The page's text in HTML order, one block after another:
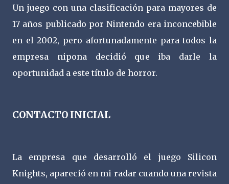
Un juego con una clasificación para mayores de
17 años publicado por Nintendo era inconcebible
en el 2002, pero afortunadamente para todos la
empresa nipona decidió que iba darle la
oportunidad a este título de horror.
CONTACTO INICIAL
La empresa que desarrolló el juego Silicon
Knights, apareció en mi radar cuando una revista